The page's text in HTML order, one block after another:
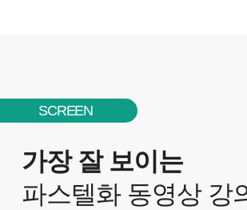
SCREEN
가장 잘 보이는
파스텔화 동영상 강